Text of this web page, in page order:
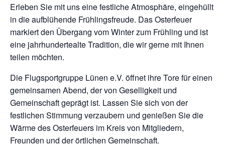
Erleben Sie mit uns eine festliche Atmosphäre, eingehüllt
in die aufblühende Frühlingsfreude. Das Osterfeuer
markiert den Übergang vom Winter zum Frühling und ist
eine jahrhundertealte Tradition, die wir gerne mit Ihnen
teilen möchten.
Die Flugsportgruppe Lünen e.V. öffnet ihre Tore für einen
gemeinsamen Abend, der von Geselligkeit und
Gemeinschaft geprägt ist. Lassen Sie sich von der
festlichen Stimmung verzaubern und genießen Sie die
Wärme des Osterfeuers im Kreis von Mitgliedern,
Freunden und der örtlichen Gemeinschaft.